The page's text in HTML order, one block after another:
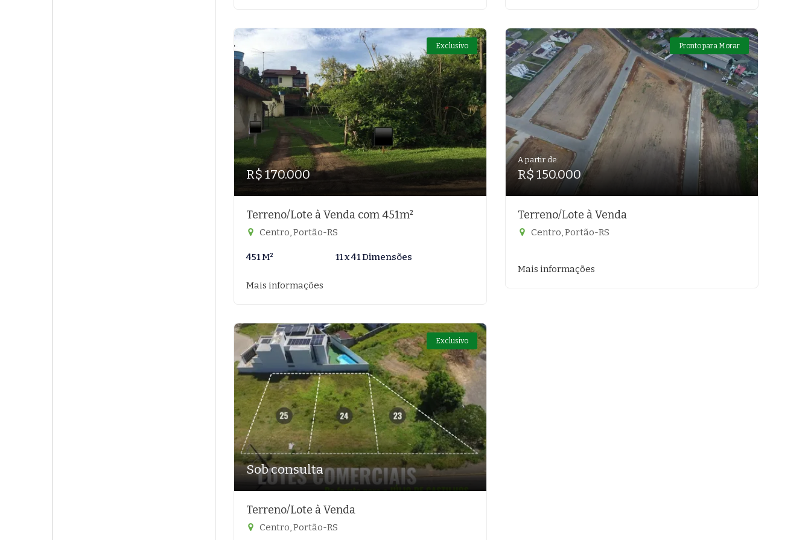
Exclusivo
R$ 170.000
Terreno/Lote à Venda com 451m²
Centro, Portão-RS
451 M² 11 x 41 Dimensões
Mais informações
Pronto para Morar
A partir de:
R$ 150.000
Terreno/Lote à Venda
Centro, Portão-RS
Mais informações
Exclusivo
Sob consulta
Terreno/Lote à Venda
Centro, Portão-RS